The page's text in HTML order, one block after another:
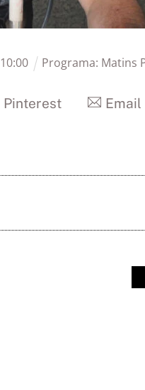
10:00 Programa: Matins
Pinterest Email